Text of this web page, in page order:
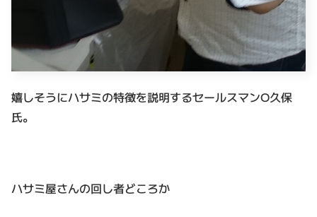
嬉しそうにハサミの特徴を説明するセールスマンO久保
氏。
ハサミ屋さんの回し者どころか